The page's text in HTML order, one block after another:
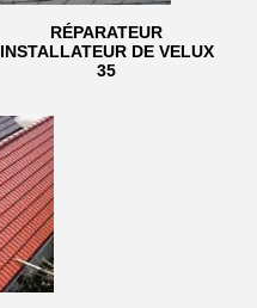
RÉPARATEUR
INSTALLATEUR DE VELUX
35